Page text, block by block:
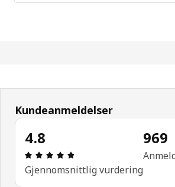
Kundeanmeldelser
4.8
Produktomtale: 4.8
Gjennomsnittlig vurdering
969